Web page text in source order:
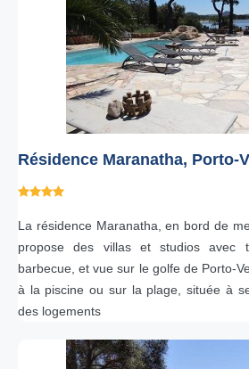
Résidence Maranatha, Porto-
La résidence Maranatha, en bord de
propose des villas et studios avec
barbecue, et vue sur le golfe de Porto-
à la piscine ou sur la plage, située à
des logements